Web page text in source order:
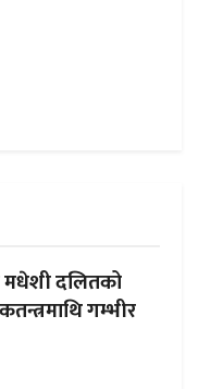
दलितको
गम्भीर